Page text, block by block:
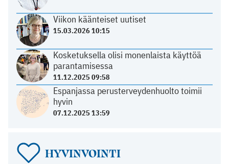
Viikon käänteiset uutiset
15.03.2026 10:15
Kosketuksella olisi monenlaista käyttöä
parantamisessa
11.12.2025 09:58
Espanjassa perusterveydenhuolto toimii
hyvin
07.12.2025 13:59
HYVINVOINTI